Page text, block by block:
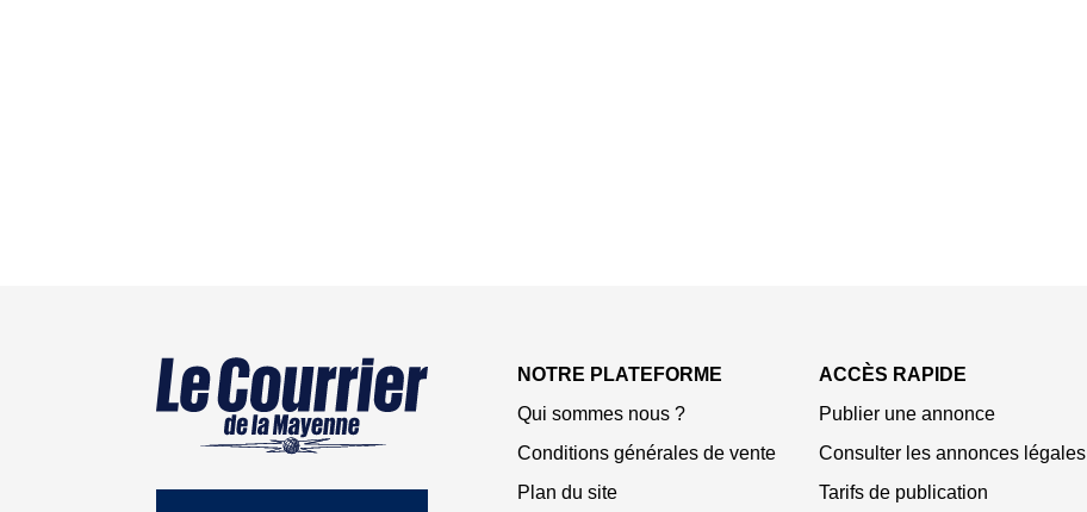
NOTRE PLATEFORME
Qui sommes nous ?
Conditions générales de vente
Plan du site
ACCÈS RAPIDE
Publier une annonce
Consulter les annonces légales
Tarifs de publication